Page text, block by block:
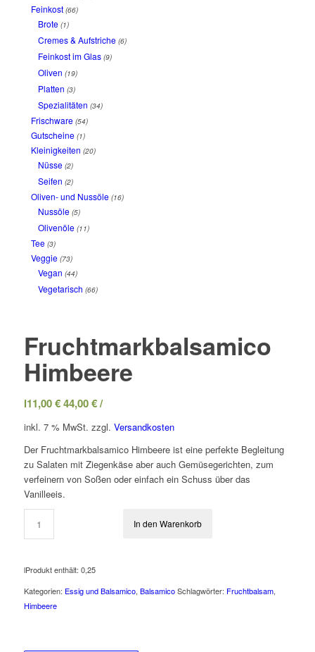
Feinkost (66)
Brote (1)
Cremes & Aufstriche (6)
Feinkost im Glas (9)
Oliven (19)
Platten (3)
Spezialitäten (34)
Frischware (54)
Gutscheine (1)
Kleinigkeiten (20)
Nüsse (2)
Seifen (2)
Oliven- und Nussöle (16)
Nussöle (5)
Olivenöle (11)
Tee (3)
Veggie (73)
Vegan (44)
Vegetarisch (66)
Fruchtmarkbalsamico
Himbeere
11,00€ 44,00€/
l
inkl. 7 % MwSt. zzgl. Versandkosten
Der Fruchtmarkbalsamico Himbeere ist eine perfekte Begleitung
zu Salaten mit Ziegenkäse aber auch Gemüsegerichten, zum
verfeinern von Soßen oder einfach ein Schuss über das
Vanilleeis.
In den Warenkorb
Produkt enthält: 0,25
l
Kategorien: Essig und Balsamico, Balsamico Schlagwörter: Fruchtbalsam,
Himbeere